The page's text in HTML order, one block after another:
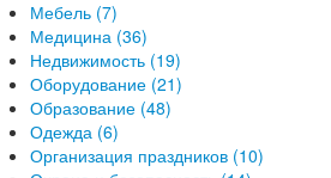
Мебель (7)
Медицина (36)
Недвижимость (19)
Оборудование (21)
Образование (48)
Одежда (6)
Организация праздников (10)